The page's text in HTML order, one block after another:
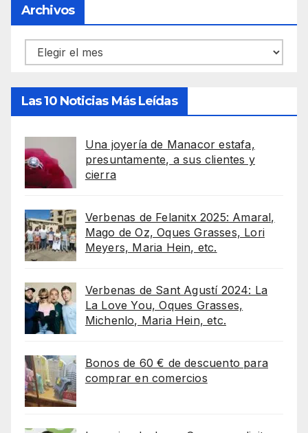
Archivos
Archivos
Las 10 Noticias Más Leídas
Una joyería de Manacor estafa,
presuntamente, a sus clientes y
cierra
Verbenas de Felanitx 2025: Amaral,
Mago de Oz, Oques Grasses, Lori
Meyers, Maria Hein, etc.
Verbenas de Sant Agustí 2024: La
La Love You, Oques Grasses,
Michenlo, Maria Hein, etc.
Bonos de 60 € de descuento para
comprar en comercios